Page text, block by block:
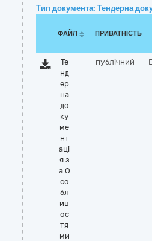
Тип документа: Тендерна
ФАЙЛ ПРИВАТНІСТЬ
Те
нд
ер
на
до
ку
ме
нт
аці
я з
а О
со
бл
ив
ос
тя
ми
публічний